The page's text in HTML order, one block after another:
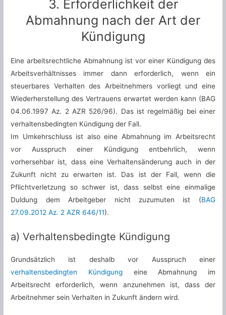
3. Erforderlichkeit der
Abmahnung nach der Art der
Kündigung
Eine arbeitsrechtliche Abmahnung ist vor einer Kündigung des
Arbeitsverhältnisses immer dann erforderlich, wenn ein
steuerbares Verhalten des Arbeitnehmers vorliegt und eine
Wiederherstellung des Vertrauens erwartet werden kann (BAG
04.06.1997 Az. 2 AZR 526/96). Das ist regelmäßig bei einer
verhaltensbedingten Kündigung der Fall.
Im Umkehrschluss ist also eine Abmahnung im Arbeitsrecht
vor Ausspruch einer Kündigung entbehrlich, wenn
vorhersehbar ist, dass eine Verhaltensänderung auch in der
Zukunft nicht zu erwarten ist. Das ist der Fall, wenn die
Pflichtverletzung so schwer ist, dass selbst eine einmalige
Duldung dem Arbeitgeber nicht zuzumuten ist (BAG
27.09.2012 Az. 2 AZR 646/11).
a) Verhaltensbedingte Kündigung
Grundsätzlich ist deshalb vor Ausspruch einer
verhaltensbedingten Kündigungeine Abmahnung im
Arbeitsrecht erforderlich, wenn anzunehmen ist, dass der
Arbeitnehmer sein Verhalten in Zukunft ändern wird.